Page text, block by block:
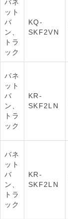
バネ
ット
バ
ン、
トラ
ック
KQ-
SKF2VN
バネ
ット
バ
ン、
トラ
ック
KR-
SKF2LN
バネ
ット
バ
ン、
トラ
ック
KR-
SKF2LN